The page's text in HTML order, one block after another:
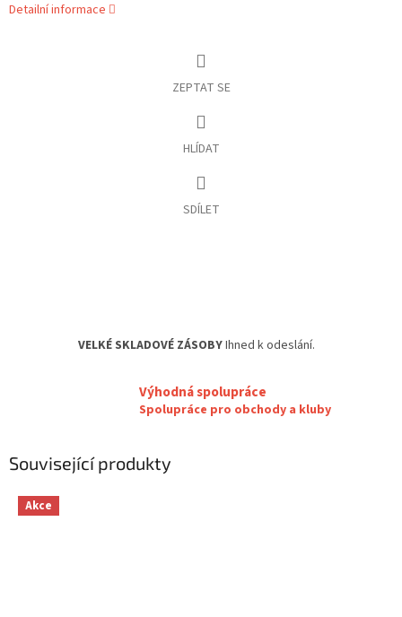
Detailní informace
ZEPTAT SE
HLÍDAT
SDÍLET
VELKÉ SKLADOVÉ ZÁSOBYIhned k odeslání.
Výhodná spolupráce
Spolupráce pro obchody a kluby
Související produkty
Akce